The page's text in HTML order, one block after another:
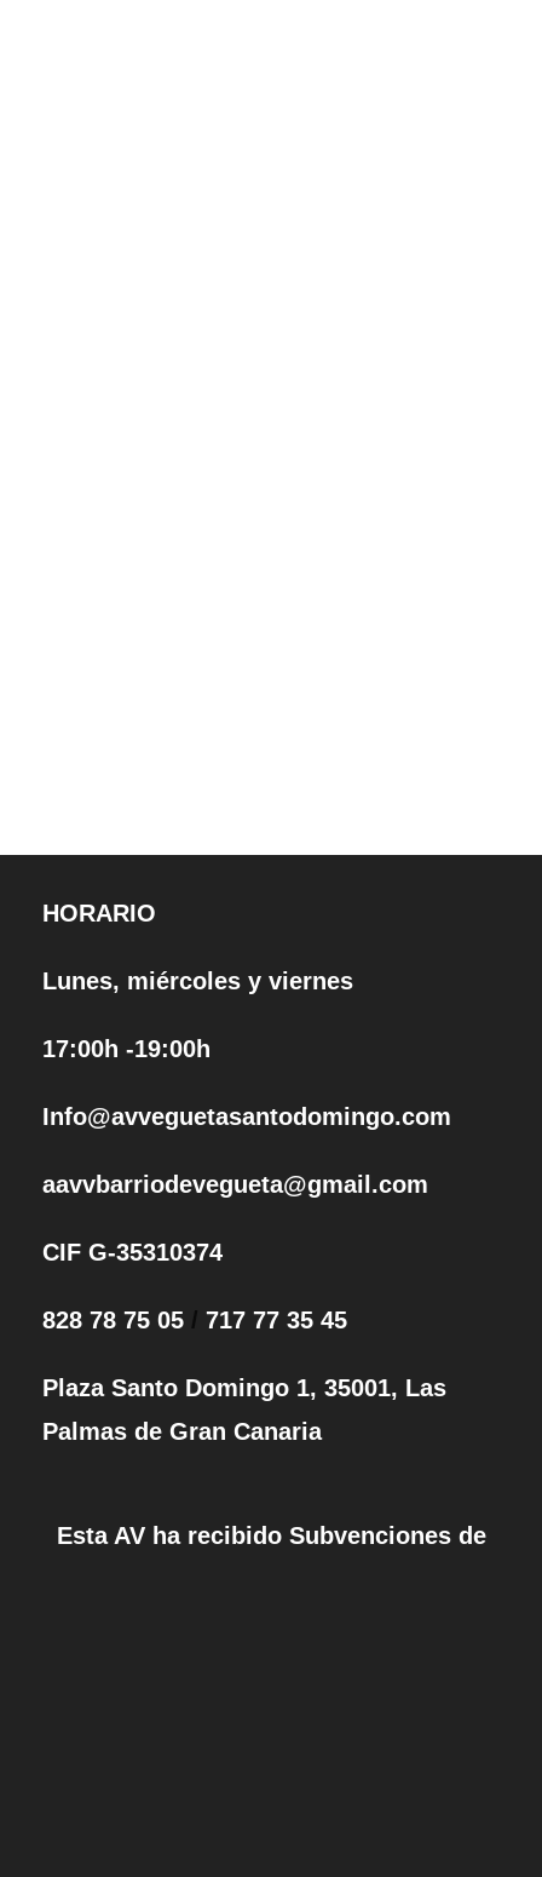
HORARIO
Lunes, miércoles y viernes
17:00h -19:00h
Info@avveguetasantodomingo.com
aavvbarriodevegueta@gmail.com
CIF G-35310374
828 78 75 05 / 717 77 35 45
Plaza Santo Domingo 1, 35001, Las
Palmas de Gran Canaria
Esta AV ha recibido Subvenciones de